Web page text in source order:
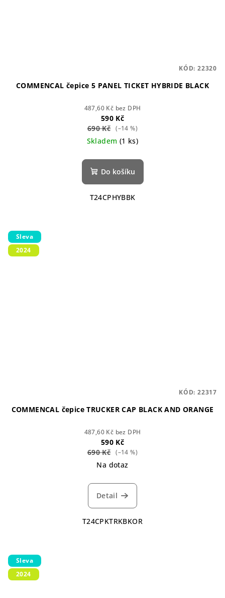
COMMENCAL čepice 5 PANEL TICKET HYBRIDE BLACK
487,60 Kč bez DPH
590 Kč
690 Kč (–14 %)
Skladem (1 ks)
Do košíku
T24CPHYBBK
KÓD: 22320
Sleva
2024
COMMENCAL čepice TRUCKER CAP BLACK AND ORANGE
487,60 Kč bez DPH
590 Kč
690 Kč (–14 %)
Na dotaz
Detail
T24CPKTRKBKOR
KÓD: 22317
Sleva
2024